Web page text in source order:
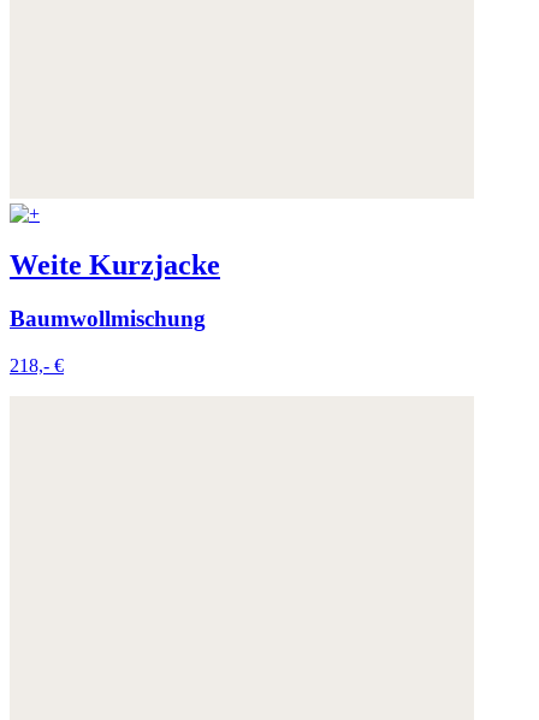
Weite Kurzjacke
Baumwollmischung
218,- €